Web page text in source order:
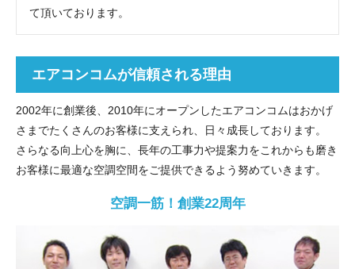
て頂いております。
エアコンコムが信頼される理由
2002年に創業後、2010年にオープンしたエアコンコムはおかげ
さまでたくさんのお客様に支えられ、日々成長しております。
さらなる向上心を胸に、長年の工事力や提案力をこれからも磨き
お客様に最適な空調空間をご提供できるよう努めていきます。
空調一筋！創業22周年